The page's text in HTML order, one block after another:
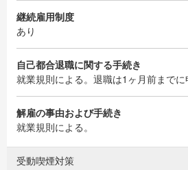
継続雇用制度
あり
自己都合退職に関する手続き
就業規則による。退職は1ヶ月前までに
解雇の事由および手続き
就業規則による。
受動喫煙対策